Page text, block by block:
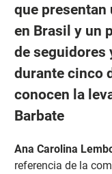
que presentan
en Brasil y un
de seguidores
durante cinco
conocen la
Barbate
Ana Carolina
referencia de la